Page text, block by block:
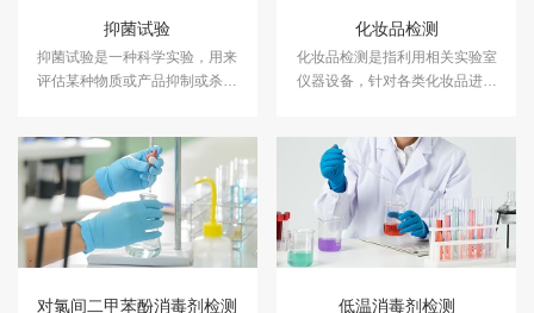
抑菌试验
抑菌试验是一种科学实验，用来
评估某种物质或产品抑制或杀灭
产品抑菌试验服务，具备CMA、
CNAS资质认证.
化妆品检测
化妆品检测是指利用相关实验室
仪器设备，针对各类化妆品进行
量和使用安全，保障消费者健
康。中科检测开展化妆品检测服
务，具备CMA、CNAS资质认
证。
对氯间二甲苯酚消毒剂检测 低温消毒剂检测